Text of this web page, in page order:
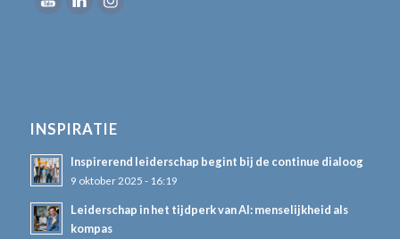
INSPIRATIE
Inspirerend leiderschap begint bij de continue dialoog
9 oktober 2025 - 16:19
Leiderschap in het tijdperk van AI: menselijkheid als
kompas